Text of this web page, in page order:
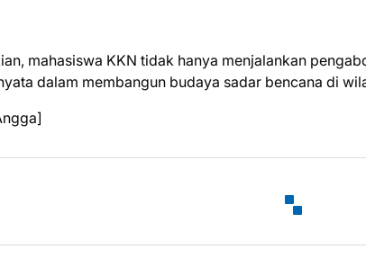
mahasiswa KKN tidak hanya menjalankan
dalam membangun budaya sadar bencana di